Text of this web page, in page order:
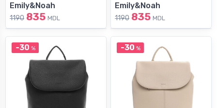
Emily&Noah
1190 835 MDL
Emily&Noah
1190 835 MDL
-30 % -30 %